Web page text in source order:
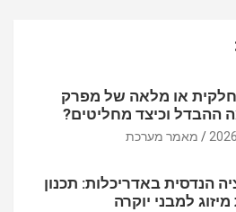
או מלאה של מפרק
ההבדל וכיצד מחליטים?
מאמר מערכת
הנדסית באדריכלות: תכנון
למבני יוקרה